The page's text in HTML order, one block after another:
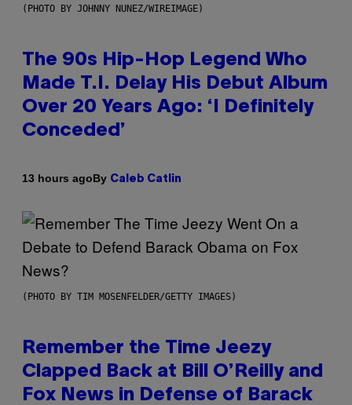
(PHOTO BY JOHNNY NUNEZ/WIREIMAGE)
The 90s Hip-Hop Legend Who
Made T.I. Delay His Debut Album
Over 20 Years Ago: ‘I Definitely
Conceded’
13 hours agoBy Caleb Catlin
(PHOTO BY TIM MOSENFELDER/GETTY IMAGES)
Remember the Time Jeezy
Clapped Back at Bill O’Reilly and
Fox News in Defense of Barack